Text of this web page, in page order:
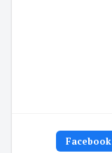
Facebook